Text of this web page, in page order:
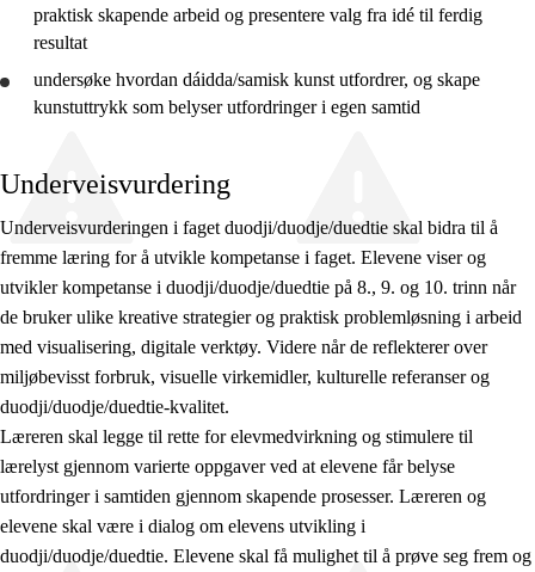
praktisk skapende arbeid og presentere valg fra idé til ferdig
resultat
undersøke hvordan dáidda/samisk kunst utfordrer, og skape
kunstuttrykk som belyser utfordringer i egen samtid
Underveisvurdering
Underveisvurderingen i faget duodji/duodje/duedtie skal bidra til å
fremme læring for å utvikle kompetanse i faget. Elevene viser og
utvikler kompetanse i duodji/duodje/duedtie på 8., 9. og 10. trinn når
de bruker ulike kreative strategier og praktisk problemløsning i arbeid
med visualisering, digitale verktøy. Videre når de reflekterer over
miljøbevisst forbruk, visuelle virkemidler, kulturelle referanser og
duodji/duodje/duedtie-kvalitet.
Læreren skal legge til rette for elevmedvirkning og stimulere til
lærelyst gjennom varierte oppgaver ved at elevene får belyse
utfordringer i samtiden gjennom skapende prosesser. Læreren og
elevene skal være i dialog om elevens utvikling i
duodji/duodje/duedtie. Elevene skal få mulighet til å prøve seg frem og